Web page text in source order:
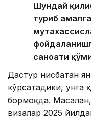
Шундай
туриб
саноати
Дастур нисбатан
кўрсатадики, унга
бормоқда.
визалар 2025